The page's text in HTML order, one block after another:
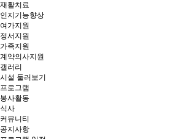
재활치료
인지기능향상
여가지원
정서지원
가족지원
계약의사지원
갤러리
시설 둘러보기
프로그램
봉사활동
식사
커뮤니티
공지사항